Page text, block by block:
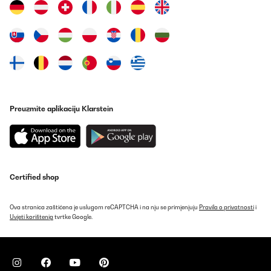
Amazon-Benutzer
Prevedi
abbastanza silenziosa. Per chi ha problemi di spazio una scelta
obbligata ;)
Utente Amazon
Un lavavajillas.muy bomito con un diseño moderno,acorde con
volveré a repetir,
Preuzmite aplikaciju Klarstein
Certified shop
Ova stranica zaštićena je uslugom reCAPTCHA i na nju se primjenjuju Pravila o privatnostii
Uvjeti korištenja tvrtke Google.